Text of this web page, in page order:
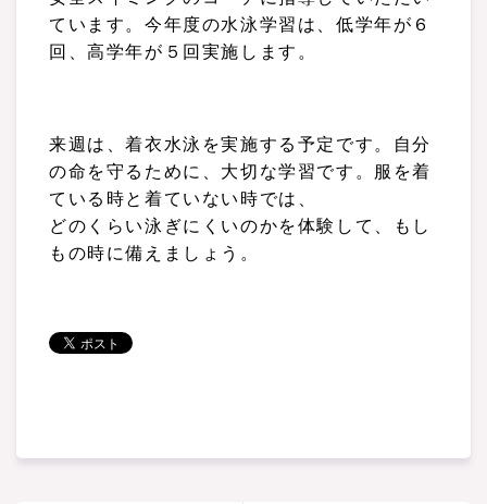
ています。今年度の水泳学習は、低学年が６
回、高学年が５回実施します。
来週は、着衣水泳を実施する予定です。自分
の命を守るために、大切な学習です。服を着
ている時と着ていない時では、
どのくらい泳ぎにくいのかを体験して、もし
もの時に備えましょう。